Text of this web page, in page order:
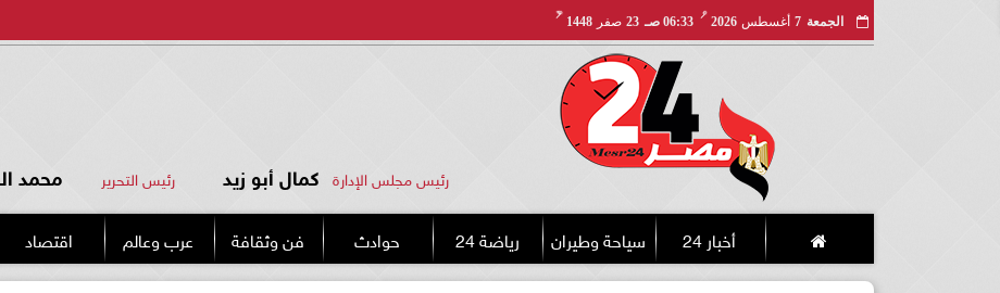
الجمعة 7 أغسطس 2026
مـ
06:33 صـ 23 صفر 1448
هـ
رئيس مجلس الإدارة كمال أبو زيد رئيس التحرير محمد
أخبار 24 سياحة وطيران رياضة 24 حوادث فن وثقافة عرب وعالم اقتصاد